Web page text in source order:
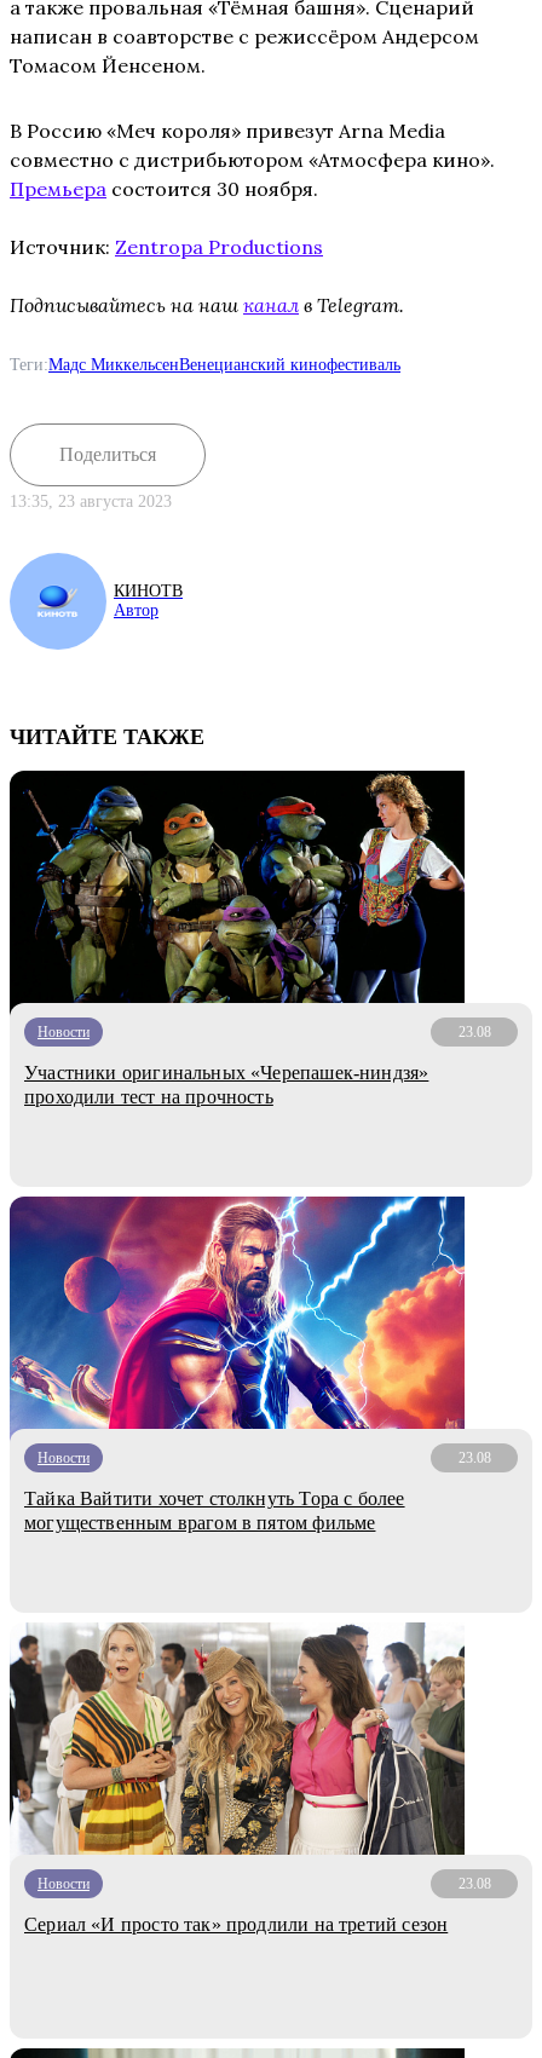
а также провальная «Тёмная башня». Сценарий
написан в соавторстве с режиссёром Андерсом
Томасом Йенсеном.
В Россию «Меч короля» привезут Arna Media
совместно с дистрибьютором «Атмосфера кино».
Премьера состоится 30 ноября.
Источник: Zentropa Productions
Подписывайтесь на наш канал в Telegram.
Теги:Мадс МиккельсенВенецианский кинофестиваль
Поделиться
13:35, 23 августа 2023
КИНОТВ
Автор
ЧИТАЙТЕ ТАКЖЕ
Новости 23.08
Участники оригинальных «Черепашек-ниндзя»
проходили тест на прочность
Новости 23.08
Тайка Вайтити хочет столкнуть Тора с более
могущественным врагом в пятом фильме
Новости 23.08
Сериал «И просто так» продлили на третий сезон